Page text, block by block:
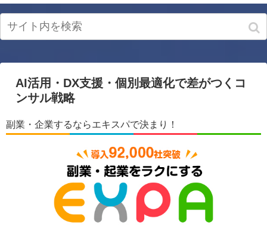
AI活用・DX支援・個別最適化で差がつくコ
ンサル戦略
副業・企業するならエキスパで決まり！